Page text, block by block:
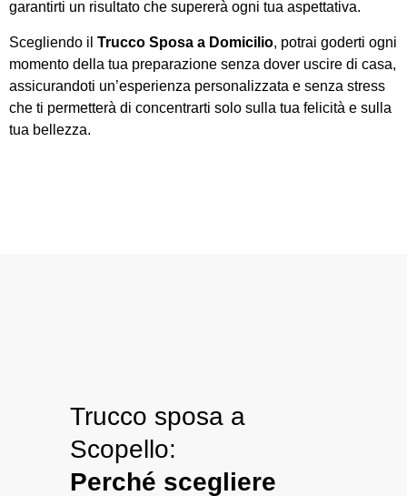
garantirti un risultato che supererà ogni tua aspettativa.
Scegliendo il Trucco Sposa a Domicilio, potrai goderti ogni
momento della tua preparazione senza dover uscire di casa,
assicurandoti un’esperienza personalizzata e senza stress
che ti permetterà di concentrarti solo sulla tua felicità e sulla
tua bellezza.
Trucco sposa a
Scopello:
Perché scegliere